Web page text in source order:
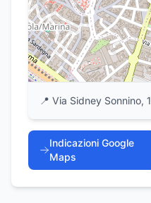
📍 Via Sidney Sonnino,
Indicazioni Google
Maps